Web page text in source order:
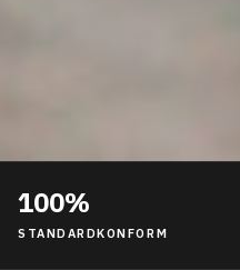
100%
STANDARDKONFORM